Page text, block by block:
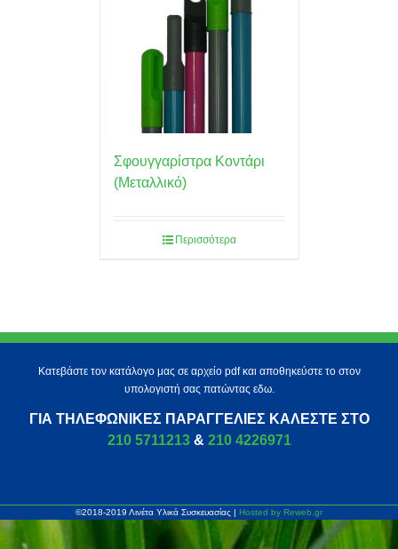
Σφουγγαρίστρα Κοντάρι
(Μεταλλικό)
Περισσότερα
Κατεβάστε τον κατάλογο μας σε αρχείο pdf και αποθηκεύστε το στον
υπολογιστή σας πατώντας εδω.
ΓΙΑ ΤΗΛΕΦΩΝΙΚΈΣ ΠΑΡΑΓΓΕΛΊΕΣ ΚΑΛΈΣΤΕ ΣΤΟ
210 5711213& 210 4226971
©2018-2019 Λινέτα Υλικά Συσκευασίας | Hosted by Reweb.gr